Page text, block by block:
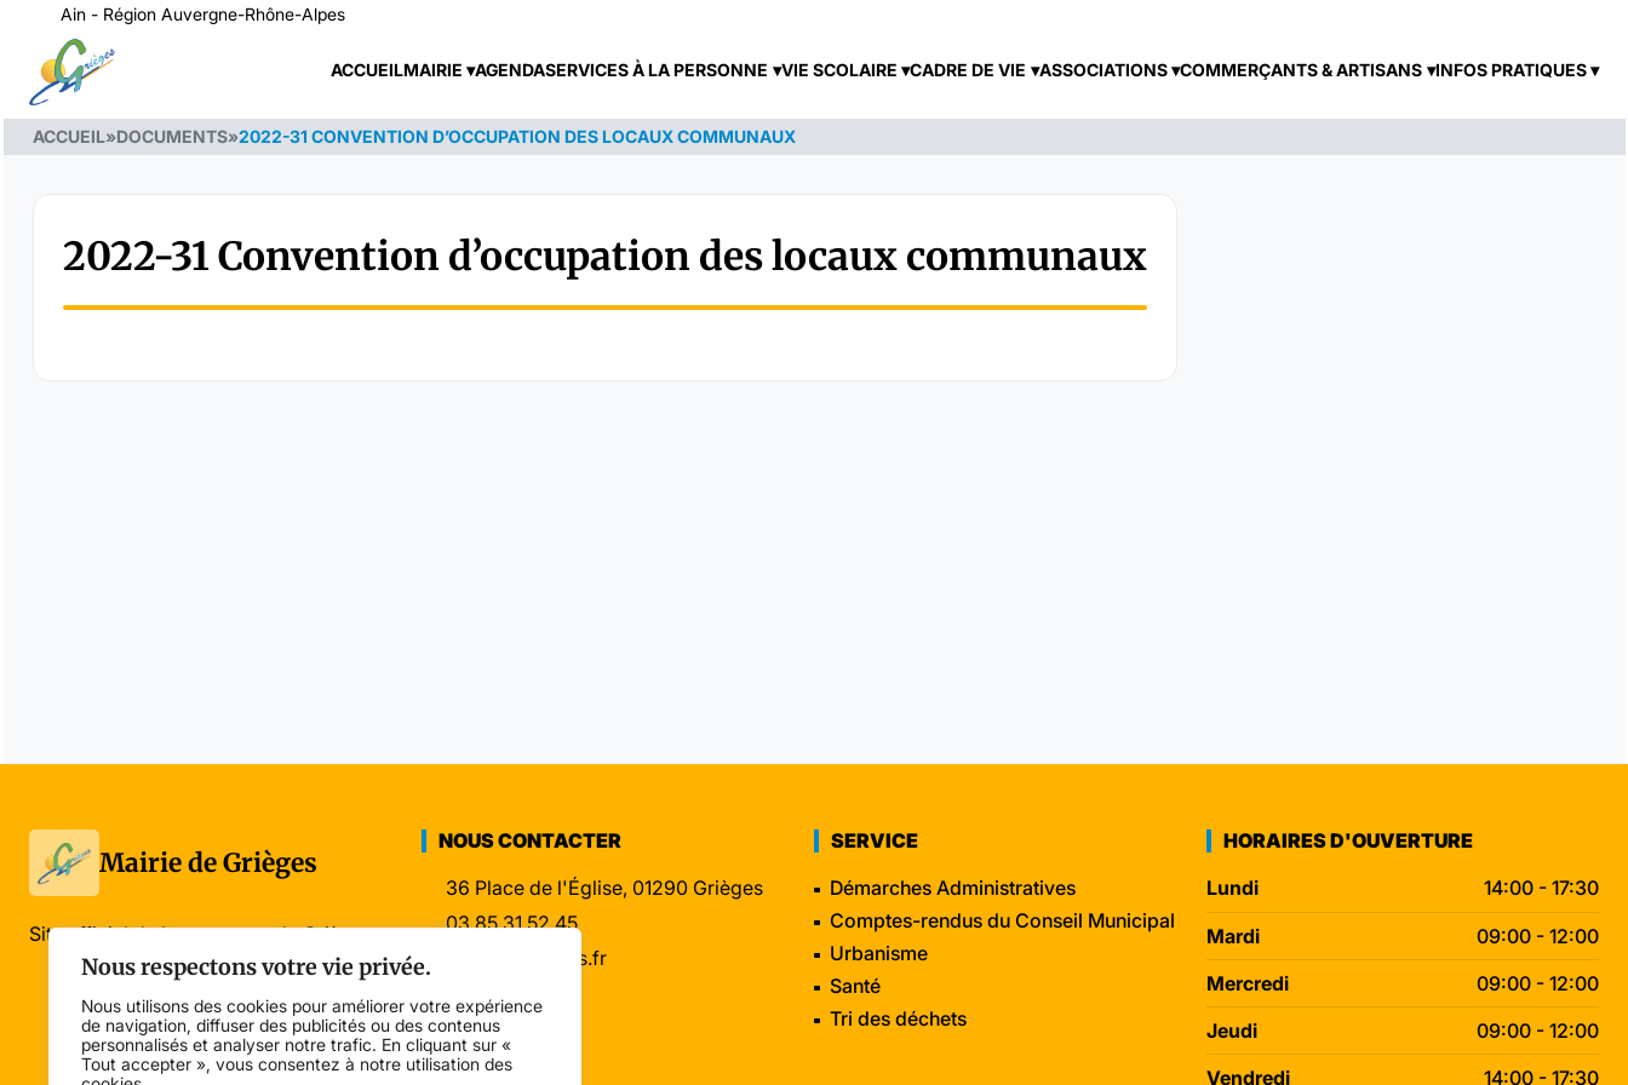
Nous respectons votre vie privée.
Nous utilisons des cookies pour améliorer votre expérience
de navigation, diffuser des publicités ou des contenus
personnalisés et analyser notre trafic. En cliquant sur «
Tout accepter », vous consentez à notre utilisation des
Ain - Région Auvergne-Rhône-Alpes
ACCUEILMAIRIE AGENDASERVICES À LA PERSONNE VIE SCOLAIRE CADRE DE VIE ASSOCIATIONS COMMERÇANTS & ARTISANS INFOS PRATIQUES
ACCUEIL»DOCUMENTS»2022-31 CONVENTION D’OCCUPATION DES LOCAUX COMMUNAUX
2022-31 Convention d’occupation des locaux communaux
Mairie de Grièges
Site officiel de la commune de Grièges
NOUS CONTACTER
36 Place de l'Église, 01290 Grièges
03 85 31 52 45
mairie@grieges.fr
SERVICE
Démarches Administratives
Comptes-rendus du Conseil Municipal
Urbanisme
Santé
Tri des déchets
HORAIRES D'OUVERTURE
Lundi
14:00 - 17:30
Mardi
09:00 - 12:00
Mercredi
09:00 - 12:00
Jeudi
09:00 - 12:00
Vendredi
14:00 - 17:30